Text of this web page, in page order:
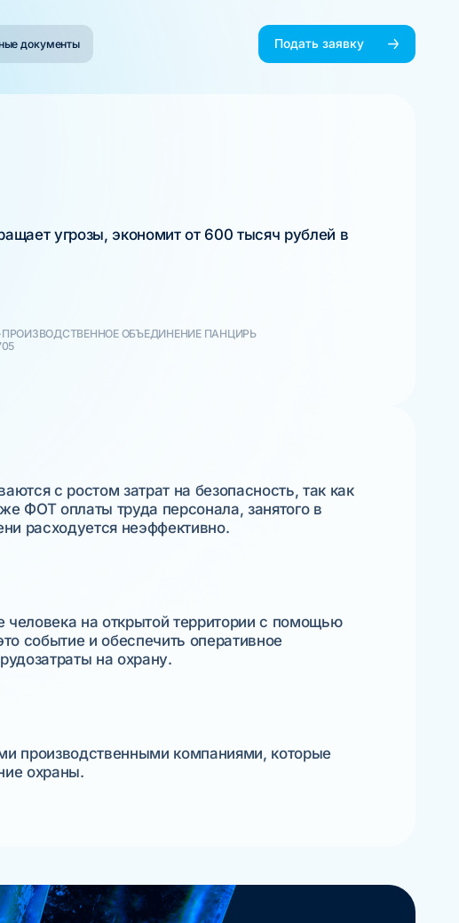
документы Подать заявку
угрозы, экономит от 600 тысяч рублей в
ОБЪЕДИНЕНИЕ ПАНЦИРЬ
с ростом затрат на безопасность, так как
ФОТ оплаты труда персонала, занятого в
расходуется неэффективно.
человека на открытой территории с помощью
событие и обеспечить оперативное
на охрану.
производственными компаниями, которые
охраны.